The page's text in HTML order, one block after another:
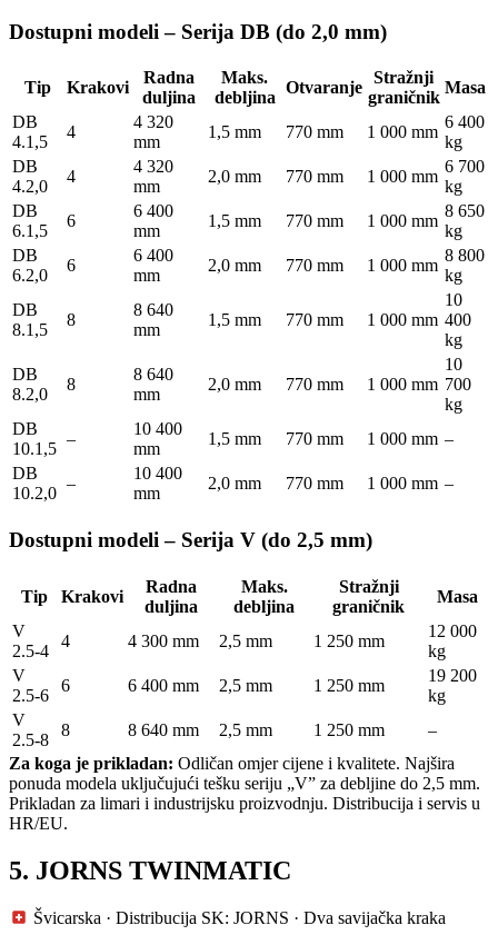
Dostupni modeli – Serija DB (do 2,0 mm)
Tip Krakovi
Radna
duljina
Maks.
debljina
Otvaranje
Stražnji
graničnik
Masa
DB
4.1,5
4
4 320
mm
1,5 mm 770 mm 1 000 mm
6 400
kg
DB
4.2,0
4
4 320
mm
2,0 mm 770 mm 1 000 mm
6 700
kg
DB
6.1,5
6
6 400
mm
1,5 mm 770 mm 1 000 mm
8 650
kg
DB
6.2,0
6
6 400
mm
2,0 mm 770 mm 1 000 mm
8 800
kg
DB
8.1,5
8
8 640
mm
1,5 mm 770 mm 1 000 mm
10
400
kg
DB
8.2,0
8
8 640
mm
2,0 mm 770 mm 1 000 mm
10
700
kg
DB
10.1,5
–
10 400
mm
1,5 mm 770 mm 1 000 mm –
DB
10.2,0
–
10 400
mm
2,0 mm 770 mm 1 000 mm –
Dostupni modeli – Serija V (do 2,5 mm)
Tip Krakovi
Radna
duljina
Maks.
debljina
Stražnji
graničnik
Masa
V
2.5-4
4 4 300 mm 2,5 mm 1 250 mm
12 000
kg
V
2.5-6
6 6 400 mm 2,5 mm 1 250 mm
19 200
kg
V
2.5-8
8 8 640 mm 2,5 mm 1 250 mm
–
Za koga je prikladan: Odličan omjer cijene i kvalitete. Najšira
ponuda modela uključujući tešku seriju „V” za debljine do 2,5 mm.
Prikladan za limari i industrijsku proizvodnju. Distribucija i servis u
HR/EU.
5. JORNS TWINMATIC
Švicarska · Distribucija SK: JORNS · Dva savijačka kraka